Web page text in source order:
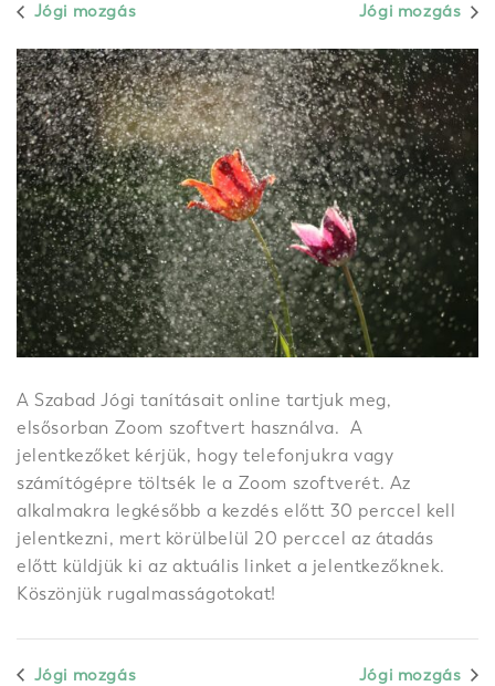
Jógi mozgás Jógi mozgás
A Szabad Jógi tanításait online tartjuk meg,
elsősorban Zoom szoftvert használva. A
jelentkezőket kérjük, hogy telefonjukra vagy
számítógépre töltsék le a Zoom szoftverét. Az
alkalmakra legkésőbb a kezdés előtt 30 perccel kell
jelentkezni, mert körülbelül 20 perccel az átadás
előtt küldjük ki az aktuális linket a jelentkezőknek.
Köszönjük rugalmasságotokat!
Jógi mozgás Jógi mozgás